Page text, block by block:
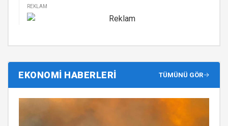
REKLAM
EKONOMİ HABERLERİ TÜMÜNÜ GÖR